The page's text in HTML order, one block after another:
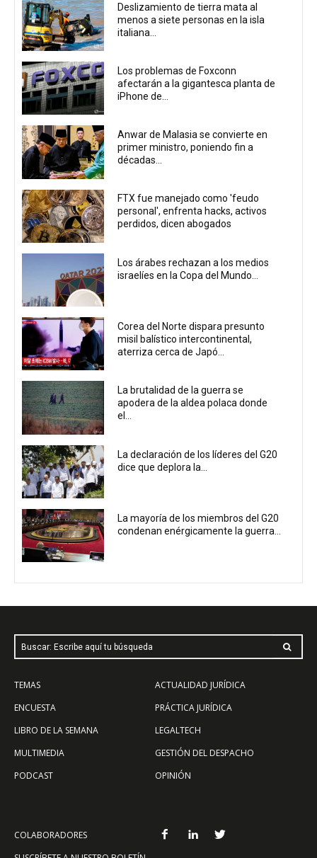
Deslizamiento de tierra mata al
menos a siete personas en la isla
italiana...
Los problemas de Foxconn
afectarán a la gigantesca planta de
iPhone de...
Anwar de Malasia se convierte en
primer ministro, poniendo fin a
décadas...
FTX fue manejado como 'feudo
personal', enfrenta hacks, activos
perdidos, dicen abogados
Los árabes rechazan a los medios
israelíes en la Copa del Mundo...
Corea del Norte dispara presunto
misil balístico intercontinental,
aterriza cerca de Japó...
La brutalidad de la guerra se
apodera de la aldea polaca donde
el...
La declaración de los líderes del G20
dice que deplora la...
La mayoría de los miembros del G20
condenan enérgicamente la guerra...
Buscar: Escribe aquí tu búsqueda
TEMAS
ENCUESTA
LIBRO DE LA SEMANA
MULTIMEDIA
PODCAST
ACTUALIDAD JURÍDICA
PRÁCTICA JURÍDICA
LEGALTECH
GESTIÓN DEL DESPACHO
OPINIÓN
COLABORADORES